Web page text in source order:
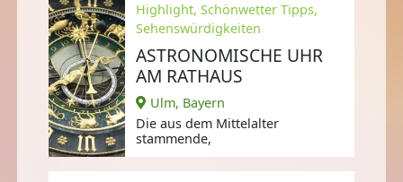
Highlight, Schönwetter Tipps,
Sehenswürdigkeiten
ASTRONOMISCHE UHR
AM RATHAUS
Ulm, Bayern
Die aus dem Mittelalter
stammende,